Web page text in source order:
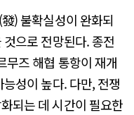
) 불확실성이 완화되
으로 전망된다. 종전
무즈 해협 통항이 재개
성이 높다. 다만, 전쟁
되는 데 시간이 필요한